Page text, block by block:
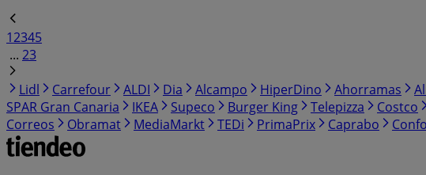
12345
... 23
Lidl
Carrefour ALDI Dia Alcampo HiperDino Ahorramas
SPAR Gran Canaria
IKEA Supeco Burger King Telepizza Costco
Correos
Obramat MediaMarkt TEDi PrimaPrix Caprabo